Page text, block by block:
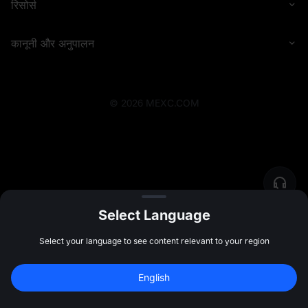
रिसोर्स
कानूनी और अनुपालन
© 2026 MEXC.COM
10,000 USDT
Sign Up
Select Language
Select your language to see content relevant to your region
English